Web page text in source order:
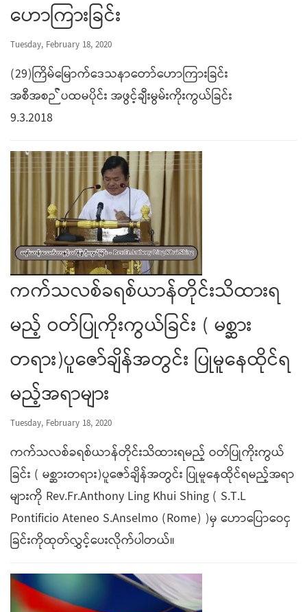
ဟောကြားခြင်း
Tuesday, February 18, 2020
(29)ကြိမ်မြောက်ဒေသနာတော်ဟောကြားခြင်း
အစီအစဉ််ပထမပိုင်း အဖွင့်ချီးမွမ်းကိုးကွယ်ခြင်း
9.3.2018
ကက်သလစ်ခရစ်ယာန်တိုင်းသိထားရ
မည့် ဝတ်ပြုကိုးကွယ်ခြင်း ( မစ္ဆား
တရား)ပူဇော်ချိန်အတွင်း ပြုမူနေထိုင်ရ
မည့်အရာများ
Tuesday, February 18, 2020
ကက်သလစ်ခရစ်ယာန်တိုင်းသိထားရမည့် ဝတ်ပြုကိုးကွယ်
ခြင်း ( မစ္ဆားတရား)ပူဇော်ချိန်အတွင်း ပြုမူနေထိုင်ရမည့်အရာ
များကို Rev.Fr.Anthony Ling Khui Shing ( S.T.L
Pontificio Ateneo S.Anselmo (Rome) )မှ ဟောပြောဝေငှ
ခြင်းကိုထုတ်လွှင့်ပေးလိုက်ပါတယ်။